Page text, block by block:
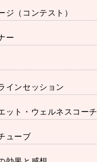
ジ（コンテスト）
ー
インセッション
ット・ウェルネスコーチ
ューブ